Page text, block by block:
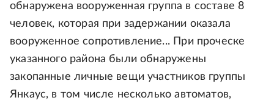
обнаружена вооруженная группа в составе 8
человек, которая при задержании оказала
вооруженное сопротивление... При проческе
указанного района были обнаружены
закопанные личные вещи участников группы
Янкаус, в том числе несколько автоматов,